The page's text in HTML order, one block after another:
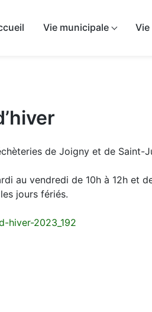
Vie municipale
de Joigny et de
au vendredi de 10h à 12h et
jours fériés.
hiver-2023_192